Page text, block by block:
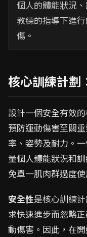
個人的體能狀況
教練的指導下進
傷。
核心訓練計劃
設計一個安全有效
預防運動傷害至關
率、姿勢及耐力。
量個人體能狀況和
免單一肌肉群過度
安全性是核心訓練
求快速進步而忽略
動傷害。因此，在